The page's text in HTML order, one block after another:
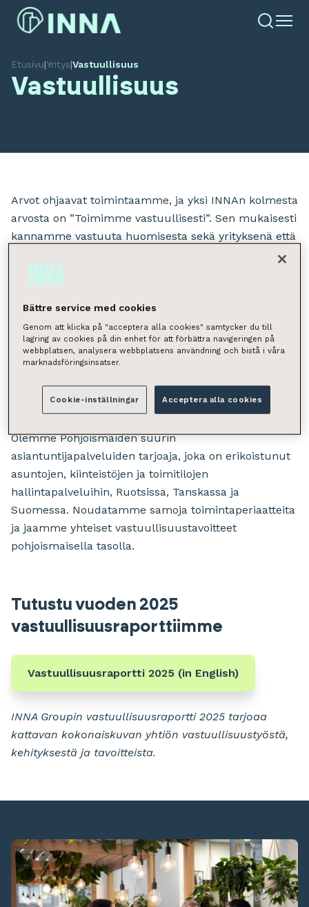
Etusivu|Yritys|Vastuullisuus
Vastuullisuus
Arvot ohjaavat toimintaamme, ja yksi INNAn kolmesta
arvosta on ”Toimimme vastuullisesti”. Sen mukaisesti
kannamme vastuuta huomisesta sekä yrityksenä että
vastuu toisistamme, asiakkaistamme, ympäristöstä,
yhteiskunnasta ja taloudellisesta menestyksestä.
Toimintamme pohjautuu avoimuuteen ja
rehellisyyteen.
Meille vastuullisuus tarkoittaa paitsi vastuuta
toimintatavoissa. Meille tärkeät vastuullisuustoimet
on koottu vuosittaiseen vastuullisuusraporttiimme.
Olemme Pohjoismaiden suurin
asiantuntijapalveluiden tarjoaja, joka on erikoistunut
asuntojen, kiinteistöjen ja toimitilojen
hallintapalveluihin, Ruotsissa, Tanskassa ja
Suomessa. Noudatamme samoja toimintaperiaatteita
ja jaamme yhteiset vastuullisuustavoitteet
pohjoismaisella tasolla.
Tutustu vuoden 2025
vastuullisuusraporttiimme
Vastuullisuusraportti 2025 (in English)
INNA Groupin vastuullisuusraportti 2025 tarjoaa
kattavan kokonaiskuvan yhtiön vastuullisuustyöstä,
kehityksestä ja tavoitteista.
Bättre service med cookies
Genom att klicka på "acceptera alla cookies" samtycker du till
lagring av cookies på din enhet för att förbättra navigeringen på
webbplatsen, analysera webbplatsens användning och bistå i våra
marknadsföringsinsatser.
Cookie-inställningar Acceptera alla cookies